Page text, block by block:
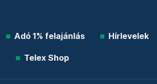
Adó 1% felajánlás Hírlevelek
Telex Shop